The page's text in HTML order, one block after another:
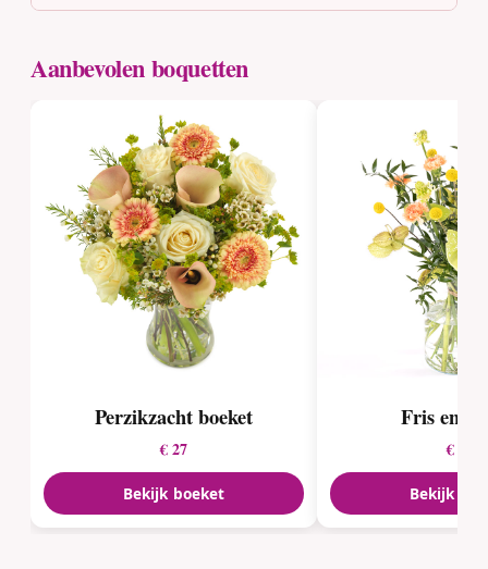
Aanbevolen boquetten
Perzikzacht boeket
€ 27
Bekijk boeket
Fris en
€ 27
Bekijk